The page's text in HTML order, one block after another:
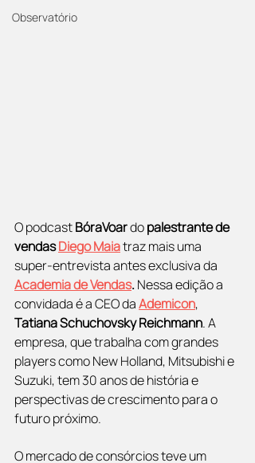
Observatório
O podcast BóraVoar do palestrante de
vendas Diego Maia traz mais uma
super-entrevista antes exclusiva da
Academia de Vendas. Nessa edição a
convidada é a CEO da Ademicon,
Tatiana Schuchovsky Reichmann. A
empresa, que trabalha com grandes
players como New Holland, Mitsubishi e
Suzuki, tem 30 anos de história e
perspectivas de crescimento para o
futuro próximo.
O mercado de consórcios teve um